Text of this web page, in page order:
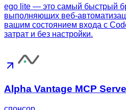
ego lite — это самый быстрый
выполняющих веб-
вашим состоянием входа с
затрат и без настройки.
Alpha Vantage MCP